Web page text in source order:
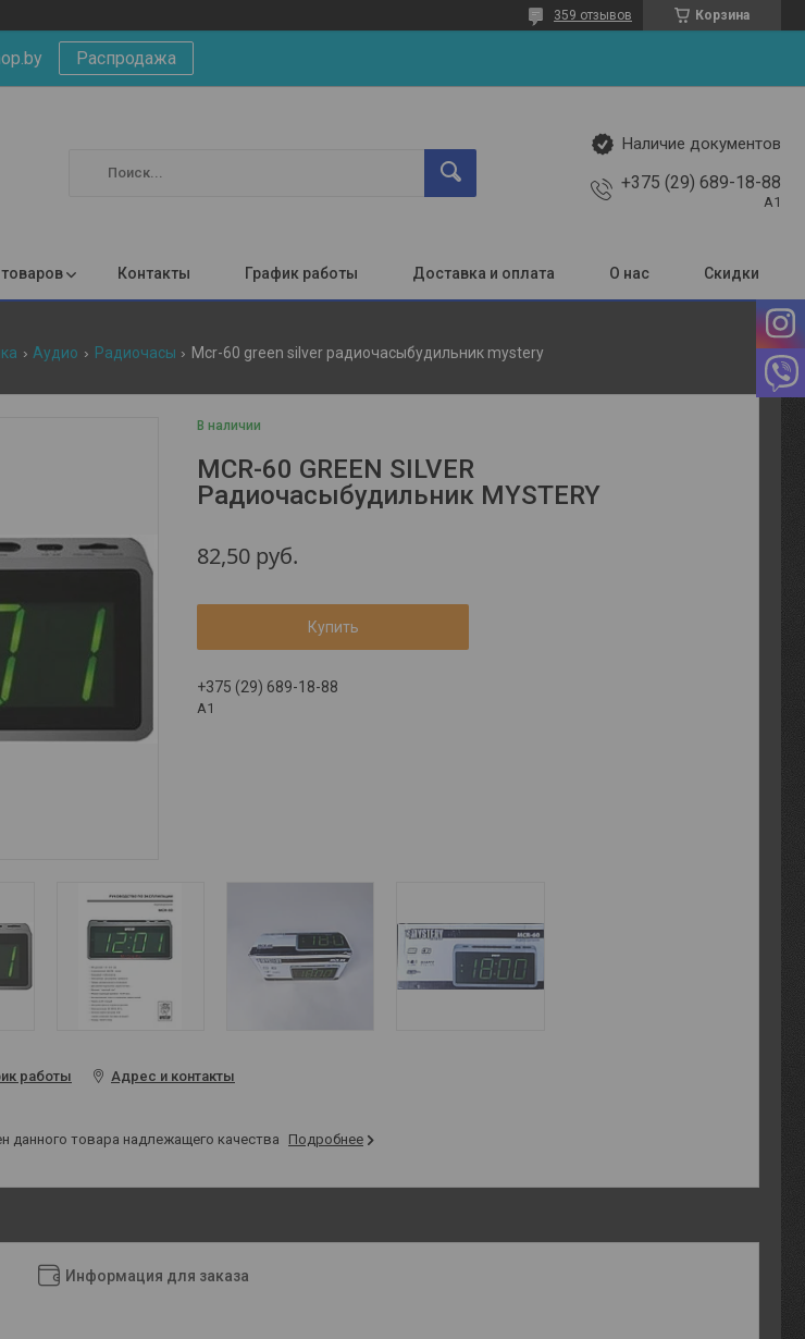
Корзина
359 отзывов
Распродажа
Наличие документов
+375 (29) 689-18-88
A1
Контакты График работы Доставка и оплата О нас Скидки
Аудио Радиочасы Mcr-60 green silver радиочасыбудильник mystery
В наличии
MCR-60 GREEN SILVER
Радиочасыбудильник MYSTERY
82,50 руб.
Купить
+375 (29) 689-18-88
A1
работы Адрес и контакты
данного товара надлежащего качества Подробнее
Информация для заказа